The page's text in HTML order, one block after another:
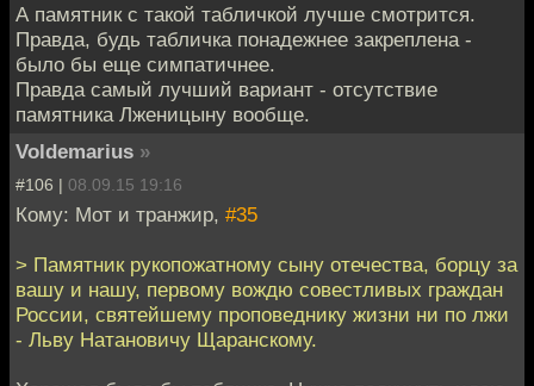
А памятник с такой табличкой лучше смотрится.
Правда, будь табличка понадежнее закреплена -
было бы еще симпатичнее.
Правда самый лучший вариант - отсутствие
памятника Лженицыну вообще.
Voldemarius »
#106 | 08.09.15 19:16
Кому: Мот и транжир, #35
> Памятник рукопожатному сыну отечества, борцу за
вашу и нашу, первому вождю совестливых граждан
России, святейшему проповеднику жизни ни по лжи
- Льву Натановичу Щаранскому.